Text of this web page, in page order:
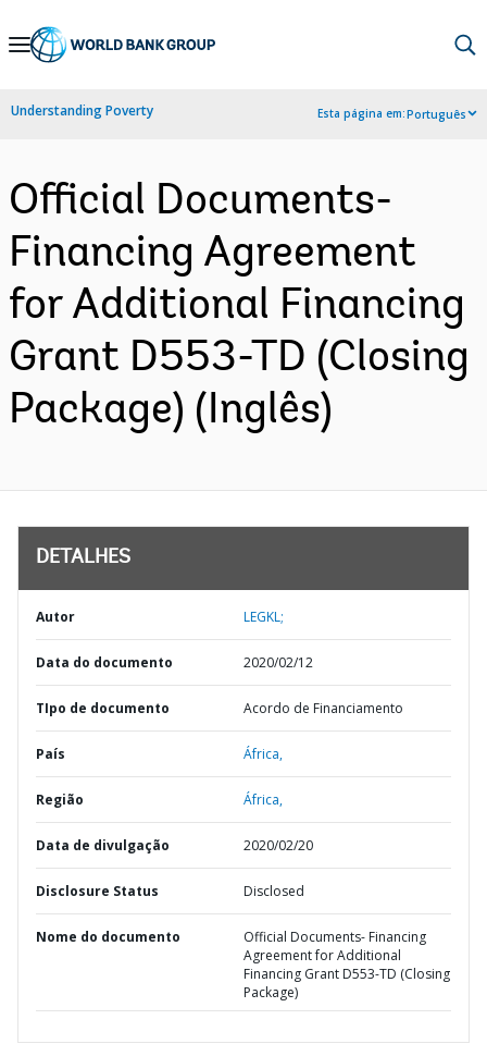
Skip
Navigation
Understanding Poverty Esta página em:Português
Official Documents-
Financing Agreement
for Additional Financing
Grant D553-TD (Closing
Package) (Inglês)
DETALHES
Autor LEGKL;
Data do documento 2020/02/12
TIpo de documento Acordo de Financiamento
País África,
Região África,
Data de divulgação 2020/02/20
Disclosure Status Disclosed
Nome do documento
Official Documents- Financing
Agreement for Additional
Financing Grant D553-TD (Closing
Package)